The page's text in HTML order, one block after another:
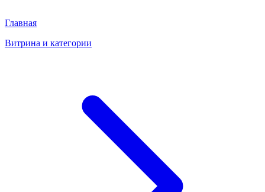
Главная
Витрина и категории